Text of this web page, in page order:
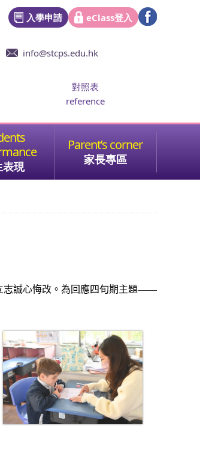
eClass登入
入學申請
info@stcps.edu.hk
對照表
reference
表現 家長專區
志誠心悔改。為回應四旬期主題——